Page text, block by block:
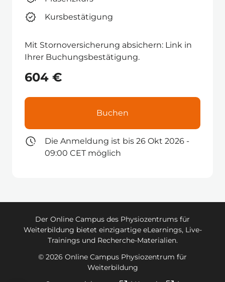
Kursbestätigung
Mit Stornoversicherung absichern: Link in
Ihrer Buchungsbestätigung.
604 €
Buchen
Die Anmeldung ist bis 26 Okt 2026 -
09:00 CET möglich
Der Online Campus des Physiozentrums für
Weiterbildung bietet einzigartige eLearnings, Live-
Trainings und Recherche-Materialien.
© 2026 Online Campus Physiozentrum für
Weiterbildung